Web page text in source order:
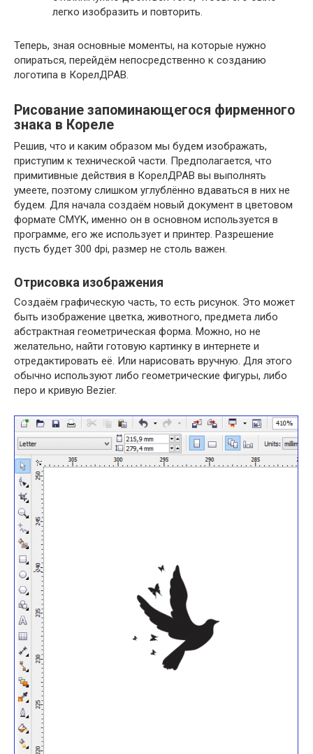
легко изобразить и повторить.
Теперь, зная основные моменты, на которые нужно
опираться, перейдём непосредственно к созданию
логотипа в КорелДРАВ.
Рисование запоминающегося фирменного
знака в Кореле
Решив, что и каким образом мы будем изображать,
приступим к технической части. Предполагается, что
примитивные действия в КорелДРАВ вы выполнять
умеете, поэтому слишком углублённо вдаваться в них не
будем. Для начала создаём новый документ в цветовом
формате CMYK, именно он в основном используется в
программе, его же использует и принтер. Разрешение
пусть будет 300 dpi, размер не столь важен.
Отрисовка изображения
Создаём графическую часть, то есть рисунок. Это может
быть изображение цветка, животного, предмета либо
абстрактная геометрическая форма. Можно, но не
желательно, найти готовую картинку в интернете и
отредактировать её. Или нарисовать вручную. Для этого
обычно используют либо геометрические фигуры, либо
перо и кривую Bezier.